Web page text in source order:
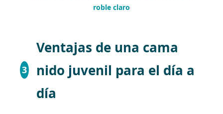
roble claro
3
Ventajas de una cama
nido juvenil para el día a
día